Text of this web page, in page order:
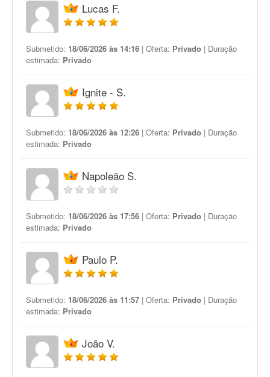
Lucas F.
Submetido: 18/06/2026 às 14:16 | Oferta: Privado | Duração
estimada: Privado
Ignite - S.
Submetido: 18/06/2026 às 12:26 | Oferta: Privado | Duração
estimada: Privado
Napoleão S.
Submetido: 18/06/2026 às 17:56 | Oferta: Privado | Duração
estimada: Privado
Paulo P.
Submetido: 18/06/2026 às 11:57 | Oferta: Privado | Duração
estimada: Privado
João V.